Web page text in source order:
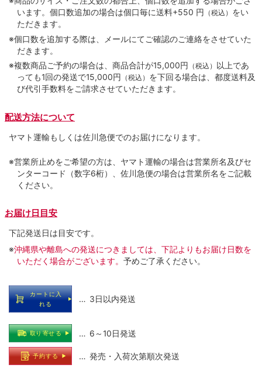
います。個口数追加の場合は個口毎に送料+550 円 （税込） をい
ただきます。
※個口数を追加する際は、メールにてご確認のご連絡をさせていた
だきます。
※複数商品ご予約の場合は、商品合計が15,000円 （税込） 以上であ
っても1回の発送で15,000円 （税込） を下回る場合は、都度送料及
び代引手数料をご請求させていただきます。
配送方法について
ヤマト運輸もしくは佐川急便でのお届けになります。
※営業所止めをご希望の方は、ヤマト運輸の場合は営業所名及びセ
ンターコード（数字6桁）、佐川急便の場合は営業所名をご記載
ください。
お届け日目安
下記発送日は目安です。
※沖縄県や離島への発送につきましては、下記よりもお届け日数を
いただく場合がございます。 予めご了承ください。
カートに入
れる
… 3日以内発送
取り寄せる … 6～10日発送
予約する … 発売・入荷次第順次発送